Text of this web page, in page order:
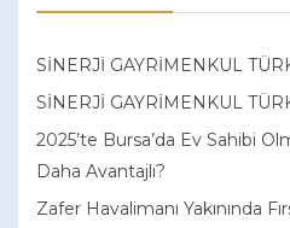
SİNERJİ GAYRİMENKUL
SİNERJİ GAYRİMENKUL
2025’te Bursa’da Ev Sahibi
Daha Avantajlı?
Zafer Havalimanı Yakınında